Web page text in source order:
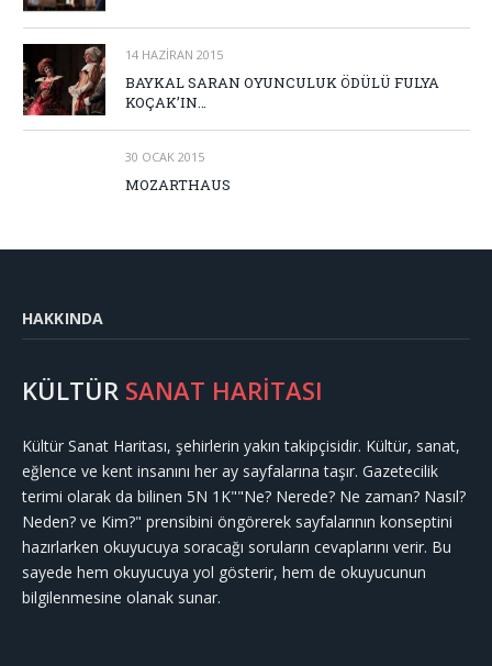
14 HAZIRAN 2015
BAYKAL SARAN OYUNCULUK ÖDÜLÜ FULYA
KOÇAK’IN…
30 OCAK 2015
MOZARTHAUS
HAKKINDA
KÜLTÜR SANAT HARİTASI
Kültür Sanat Haritası, şehirlerin yakın takipçisidir. Kültür, sanat,
eğlence ve kent insanını her ay sayfalarına taşır. Gazetecilik
terimi olarak da bilinen 5N 1K""Ne? Nerede? Ne zaman? Nasıl?
Neden? ve Kim?" prensibini öngörerek sayfalarının konseptini
hazırlarken okuyucuya soracağı soruların cevaplarını verir. Bu
sayede hem okuyucuya yol gösterir, hem de okuyucunun
bilgilenmesine olanak sunar.